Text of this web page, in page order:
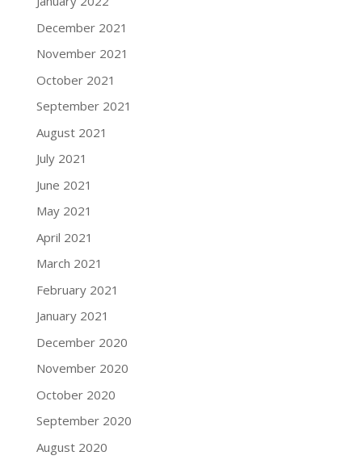
December 2021
November 2021
October 2021
September 2021
August 2021
July 2021
June 2021
May 2021
April 2021
March 2021
February 2021
January 2021
December 2020
November 2020
October 2020
September 2020
August 2020